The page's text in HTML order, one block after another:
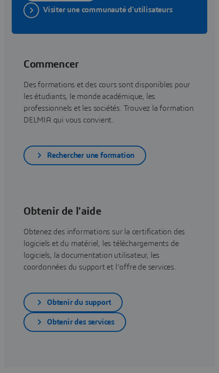
Visiter une communauté d'utilisateurs
Commencer
Des formations et des cours sont disponibles pour
les étudiants, le monde académique, les
professionnels et les sociétés. Trouvez la formation
DELMIA qui vous convient.
Rechercher une formation
Obtenir de l'aide
Obtenez des informations sur la certification des
logiciels et du matériel, les téléchargements de
logiciels, la documentation utilisateur, les
coordonnées du support et l'offre de services.
Obtenir du support
Obtenir des services